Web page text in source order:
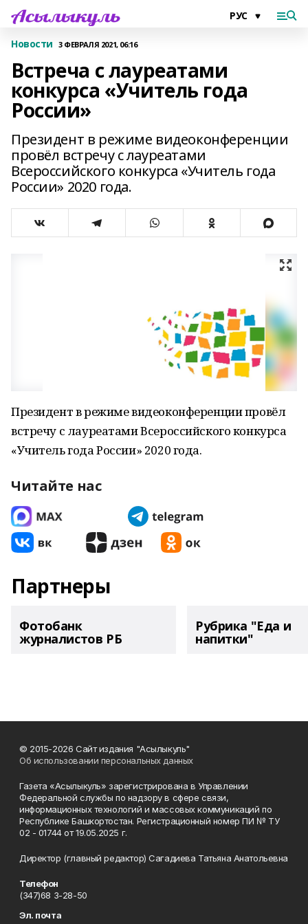
Новости 3 ФЕВРАЛЯ 2021, 06:16
Встреча с лауреатами
конкурса «Учитель года
России»
Президент в режиме видеоконференции
провёл встречу с лауреатами
Всероссийского конкурса «Учитель года
России» 2020 года.
Президент в режиме видеоконференции провёл
встречу с лауреатами Всероссийского конкурса
«Учитель года России» 2020 года.
Читайте нас
Партнеры
Фотобанк
журналистов РБ
Рубрика "Еда и
напитки"
© 2015-2026 Сайт издания "Асылыкуль"
Об использовании персональных данных
Газета «Асылыкуль» зарегистрирована в Управлении
Федеральной службы по надзору в сфере связи,
информационных технологий и массовых коммуникаций по
Республике Башкортостан. Регистрационный номер ПИ № ТУ
02 - 01744 от 19.05.2025 г.
Директор (главный редактор) Сагадиева Татьяна Анатольевна
Телефон
(347)68 3-28-50
Эл. почта